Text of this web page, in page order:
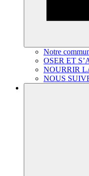
Notre
OSER ET
NOURRIR
NOUS